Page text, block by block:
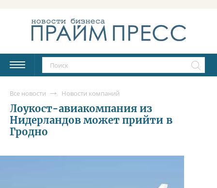
Все новости Новости компаний
Лоукост-авиакомпания из
Нидерландов может прийти в
Гродно